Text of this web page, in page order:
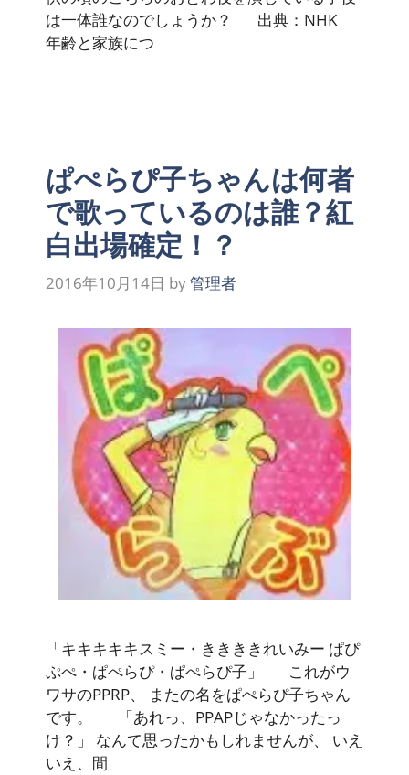
は一体誰なのでしょうか？ 出典：NHK
年齢と家族につ
ぱぺらぴ子ちゃんは何者
で歌っているのは誰？紅
白出場確定！？
2016年10月14日 by管理者
「キキキキキスミー・ききききれいみー ぱぴ
ぷぺ・ぱぺらぴ・ぱぺらぴ子」 これがウ
ワサのPPRP、 またの名をぱぺらぴ子ちゃん
です。 「あれっ、PPAPじゃなかったっ
け？」 なんて思ったかもしれませんが、 いえ
いえ、間